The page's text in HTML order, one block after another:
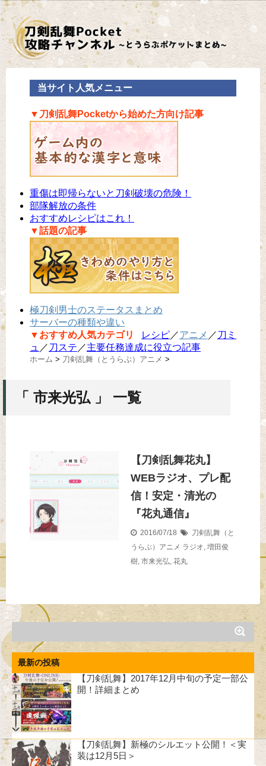
当サイト人気メニュー
▼刀剣乱舞Pocketから始めた方向け記事
重傷は即帰らないと刀剣破壊の危険！
部隊解放の条件
おすすめレシピはこれ！
▼話題の記事
極刀剣男士のステータスまとめ
サーバーの種類や違い
▼おすすめ人気カテゴリ
レシピ／アニメ ／ 刀ミ
ュ ／ 刀ステ ／主要任務達成に役立つ記事
ホーム > 刀剣乱舞（とうらぶ）アニメ >
「 市来光弘 」 一覧
【刀剣乱舞花丸】
WEBラジオ、プレ配
信！安定・清光の
『花丸通信』
2016/07/18
刀剣乱舞（と
うらぶ）アニメ ラジオ, 増田俊
樹, 市来光弘, 花丸
最新の投稿
【刀剣乱舞】2017年12月中旬の予定一部公
開！詳細まとめ
【刀剣乱舞】新極のシルエット公開！＜実
装は12月5日＞